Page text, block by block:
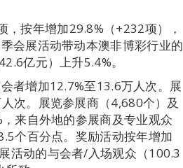
按年增加29.8%（+232项），
会展活动带动本澳非博彩行业的
亿元）上升5.4%。
者增加12.7%至13.6万人次。展
次。展览参展商（4,680个）及
来自外地的参展商及专业观众
个百分点。奖励活动按年增加
活动的与会者/入场观众（100.3